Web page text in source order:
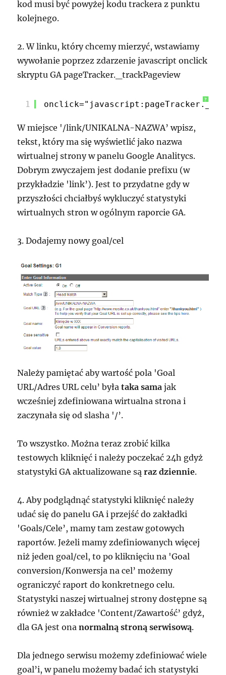
kod musi być powyżej kodu trackera z punktu
kolejnego.
2. W linku, który chcemy mierzyć, wstawiamy
wywołanie poprzez zdarzenie javascript onclick
skryptu GA pageTracker._trackPageview
?
1
W miejsce '/link/UNIKALNA-NAZWA’ wpisz,
tekst, który ma się wyświetlić jako nazwa
wirtualnej strony w panelu Google Analitycs.
Dobrym zwyczajem jest dodanie prefixu (w
przykładzie 'link’). Jest to przydatne gdy w
przyszłości chciałbyś wykluczyć statystyki
wirtualnych stron w ogólnym raporcie GA.
3. Dodajemy nowy goal/cel
Należy pamiętać aby wartość pola 'Goal
URL/Adres URL celu’ byłataka sama jak
wcześniej zdefiniowana wirtualna strona i
zaczynała się od slasha '/’.
To wszystko. Można teraz zrobić kilka
testowych kliknięć i należy poczekać 24h gdyż
statystyki GA aktualizowane sąraz dziennie.
4. Aby podglądnąć statystyki kliknięć należy
udać się do panelu GA i przejść do zakładki
'Goals/Cele’, mamy tam zestaw gotowych
raportów. Jeżeli mamy zdefiniowanych więcej
niż jeden goal/cel, to po kliknięciu na 'Goal
conversion/Konwersja na cel’ możemy
ograniczyć raport do konkretnego celu.
Statystyki naszej wirtualnej strony dostępne są
również w zakładce 'Content/Zawartość’ gdyż,
dla GA jest onanormalną stroną serwisową.
Dla jednego serwisu możemy zdefiniować wiele
goal’i, w panelu możemy badać ich statystyki